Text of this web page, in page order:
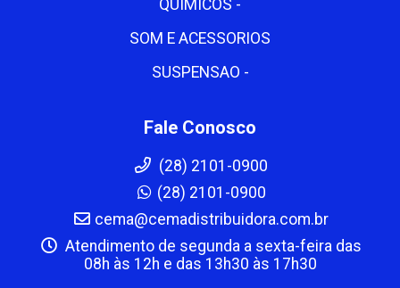
QUIMICOS -
SOM E ACESSORIOS
SUSPENSAO -
Fale Conosco
(28) 2101-0900
(28) 2101-0900
cema@cemadistribuidora.com.br
Atendimento de segunda a sexta-feira das
08h às 12h e das 13h30 às 17h30